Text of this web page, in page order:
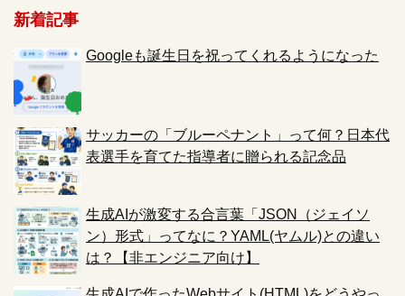
新着記事
Googleも誕生日を祝ってくれるようになった
サッカーの「ブルーペナント」って何？日本代
表選手を育てた指導者に贈られる記念品
生成AIが激変する合言葉「JSON（ジェイソ
ン）形式」ってなに？YAML(ヤムル)との違い
は？【非エンジニア向け】